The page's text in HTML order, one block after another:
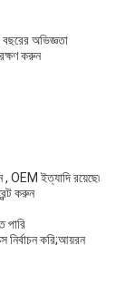
বছরের অভিজ্ঞতা
করুন
OEM ইত্যাদি রয়েছে৷
করুন
পারি
নির্বাচন করি;আয়রন